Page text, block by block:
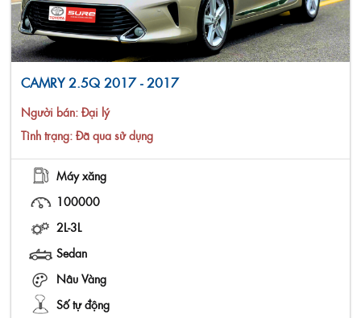
CAMRY 2.5Q 2017 - 2017
Người bán: Đại lý
Tình trạng: Đã qua sử dụng
Máy xăng
100000
2L-3L
Sedan
Nâu Vàng
Số tự động